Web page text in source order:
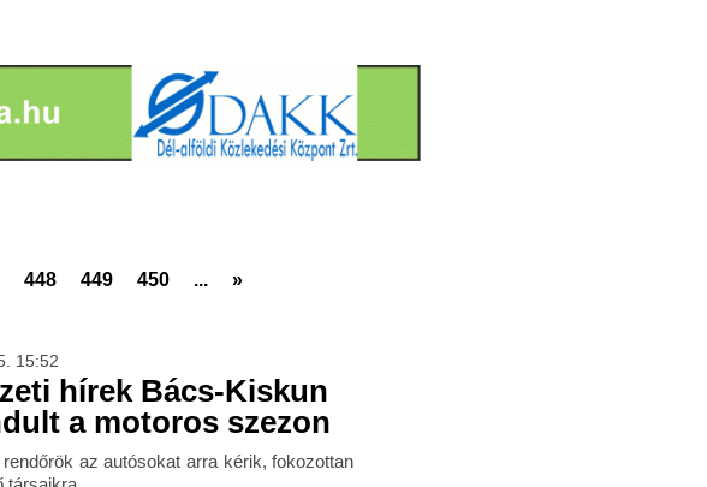
448 449 450 ... »
15:52
hírek Bács-Kiskun
a motoros szezon
az autósokat arra kérik, fokozottan